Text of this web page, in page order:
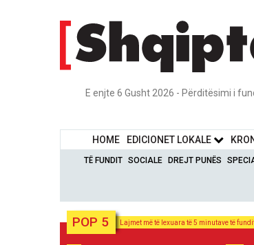
E enjte 6 Gusht 2026 - Përditësimi i
HOME EDICIONET LOKALE
TË FUNDIT SOCIALE DREJT PUNËS
POP 5 Lajmet më të lexuara të 5 minutave të